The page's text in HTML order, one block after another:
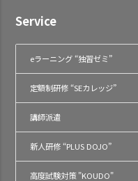
Service
eラーニング “独習ゼミ”
定額制研修 “SEカレッジ”
講師派遣
新人研修 “PLUS DOJO”
高度試験対策 "KOUDO"